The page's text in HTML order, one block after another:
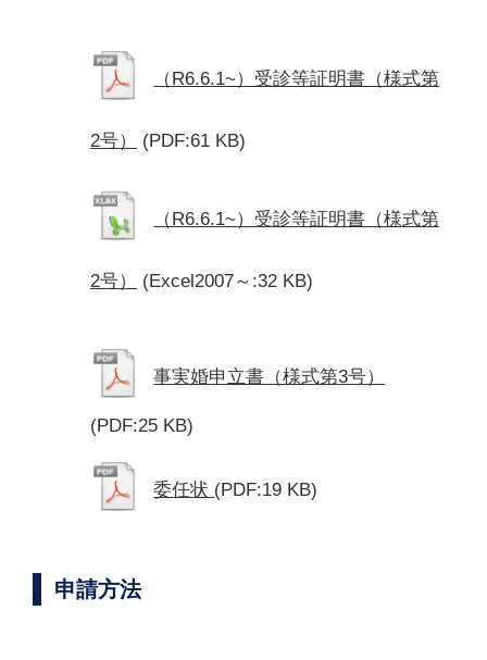
（R6.6.1~）受診等証明書（様式第
2号） (PDF:61 KB)
（R6.6.1~）受診等証明書（様式第
2号） (Excel2007～:32 KB)
事実婚申立書（様式第3号）
(PDF:25 KB)
委任状 (PDF:19 KB)
申請方法